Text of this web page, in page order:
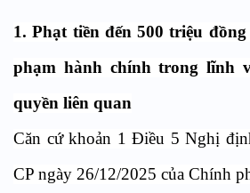
1. Phạt tiền đến 500 triệu
phạm hành chính trong lĩnh
quyền liên quan
Căn cứ khoản 1 Điều 5 Nghị
CP ngày 26/12/2025 của Chính